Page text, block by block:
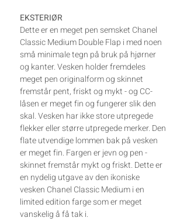
EKSTERIØR
Dette er en meget pen semsket Chanel
Classic Medium Double Flap i med noen
små minimale tegn på bruk på hjørner
og kanter. Vesken holder fremdeles
meget pen originalform og skinnet
fremstår pent, friskt og mykt - og CC-
låsen er meget fin og fungerer slik den
skal. Vesken har ikke store utpregede
flekker eller større utpregede merker. Den
flate utvendige lommen bak på vesken
er meget fin. Fargen er jevn og pen -
skinnet fremstår mykt og friskt. Dette er
en nydelig utgave av den ikoniske
vesken Chanel Classic Medium i en
limited edition farge som er meget
vanskelig å få tak i.